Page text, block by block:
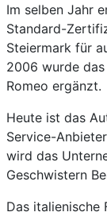
Im selben Jahr
Standard-
Steiermark für
2006 wurde
Romeo ergänzt.
Heute ist das
Service-
wird das
Geschwistern
Das italienische